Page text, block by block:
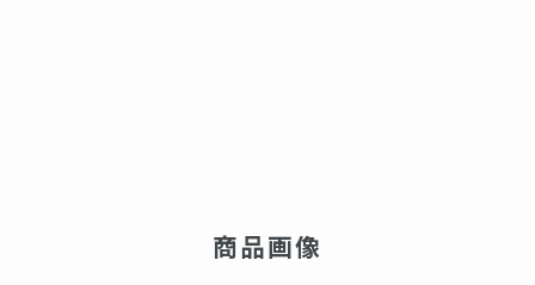
商品画像